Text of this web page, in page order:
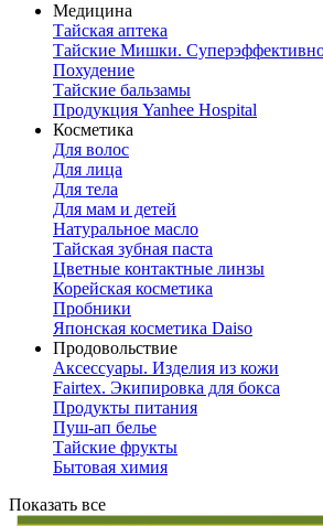
Медицина
Тайская аптека
Тайские Мишки.
Похудение
Тайские бальзамы
Продукция Yanhee Hospital
Косметика
Для волос
Для лица
Для тела
Для мам и детей
Натуральное масло
Тайская зубная паста
Цветные контактные линзы
Корейская косметика
Пробники
Японская косметика Daiso
Продовольствие
Аксессуары. Изделия из кожи
Fairtex. Экипировка для бокса
Продукты питания
Пуш-ап белье
Тайские фрукты
Бытовая химия
Показать все